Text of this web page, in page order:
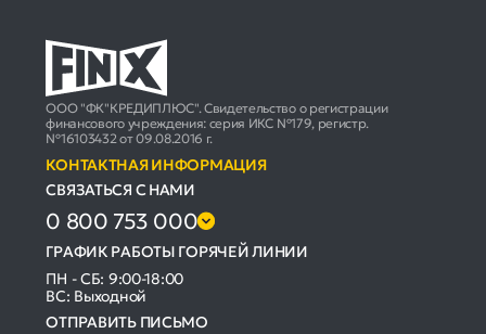
ООО "ФК"КРЕДИПЛЮС". Свидетельство о регистрации
финансового учреждения: серия ИКС №179, регистр.
№16103432 от 09.08.2016 г.
КОНТАКТНАЯ ИНФОРМАЦИЯ
СВЯЗАТЬСЯ С НАМИ
0 800 753 000
ГРАФИК РАБОТЫ ГОРЯЧЕЙ ЛИНИИ
ПН - СБ: 9:00-18:00
ВС: Выходной
ОТПРАВИТЬ ПИСЬМО